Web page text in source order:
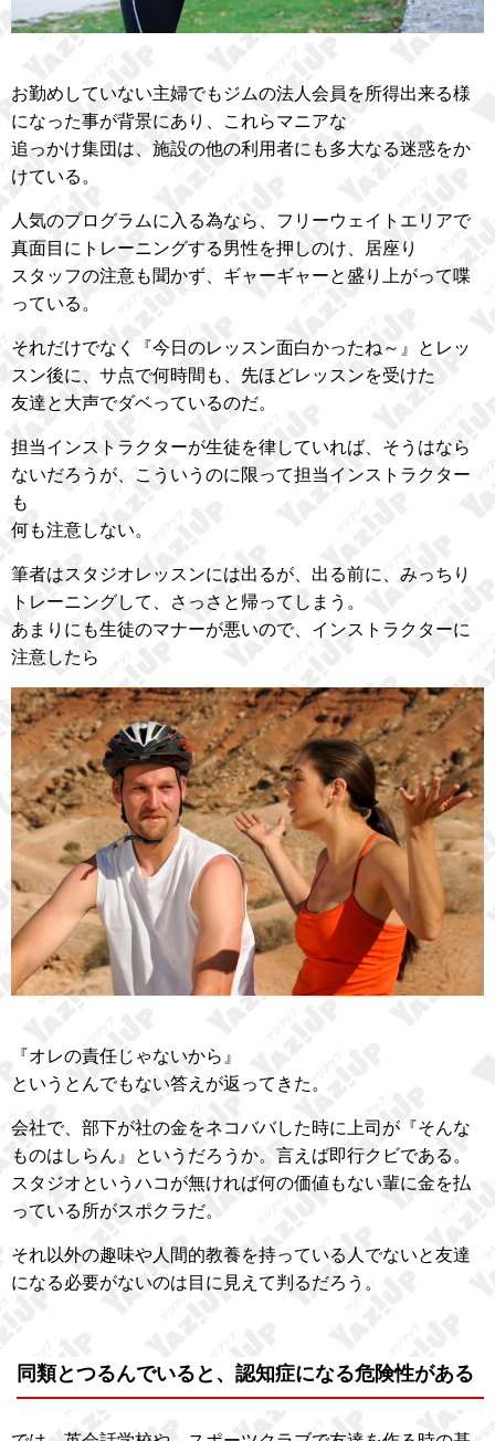
お勤めしていない主婦でもジムの法人会員を所得出来る様
になった事が背景にあり、これらマニアな
追っかけ集団は、施設の他の利用者にも多大なる迷惑をか
けている。
人気のプログラムに入る為なら、フリーウェイトエリアで
真面目にトレーニングする男性を押しのけ、居座り
スタッフの注意も聞かず、ギャーギャーと盛り上がって喋
っている。
それだけでなく『今日のレッスン面白かったね～』とレッ
スン後に、サ点で何時間も、先ほどレッスンを受けた
友達と大声でダベっているのだ。
担当インストラクターが生徒を律していれば、そうはなら
ないだろうが、こういうのに限って担当インストラクター
も
何も注意しない。
筆者はスタジオレッスンには出るが、出る前に、みっちり
トレーニングして、さっさと帰ってしまう。
あまりにも生徒のマナーが悪いので、インストラクターに
注意したら
『オレの責任じゃないから』
というとんでもない答えが返ってきた。
会社で、部下が社の金をネコババした時に上司が『そんな
ものはしらん』というだろうか。言えば即行クビである。
スタジオというハコが無ければ何の価値もない輩に金を払
っている所がスポクラだ。
それ以外の趣味や人間的教養を持っている人でないと友達
になる必要がないのは目に見えて判るだろう。
同類とつるんでいると、認知症になる危険性がある